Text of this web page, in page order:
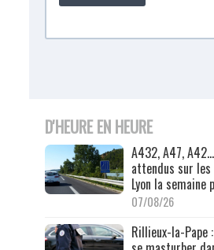
D'HEURE EN HEURE
A432, A47,
attendus sur
Lyon la semaine
07/08/26
Rillieux-la-